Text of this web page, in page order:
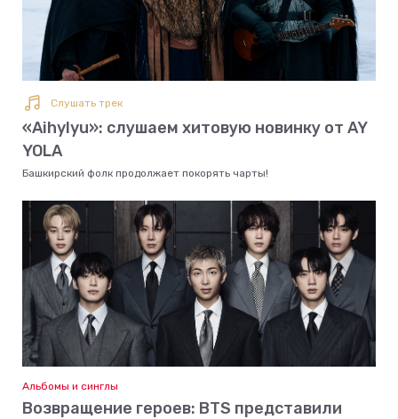
Слушать трек
«Aihylyu»: слушаем хитовую новинку от AY
YOLA
Башкирский фолк продолжает покорять чарты!
Альбомы и синглы
Возвращение героев: BTS представили